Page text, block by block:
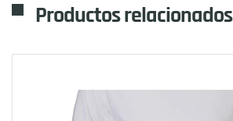
Productos relacionados